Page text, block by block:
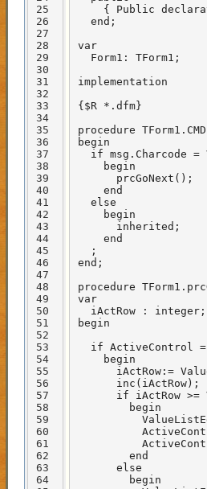
25
26
27
28
29
30
31
32
33
34
35
36
37
38
39
40
41
42
43
44
45
46
47
48
49
50
51
52
53
54
55
56
57
58
59
60
61
62
63
64
{ Public
  end;
var
  Form1: TForm1;
implementation
{$R *.dfm}
procedure
begin
if msg.Charcode =
    begin
      prcGoNext();
    end
  else
    begin
      inherited;
    end
  ;
end;
procedure
var
  iActRow : integer;
begin
if ActiveControl
    begin
iActRow:=
      inc(iActRow);
if iActRow >=
        begin
        end
      else
        begin